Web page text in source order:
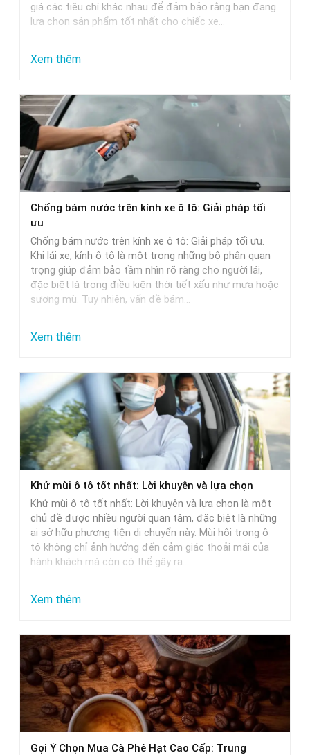
giá các tiêu chí khác nhau để đảm bảo rằng bạn đang
lựa chọn sản phẩm tốt nhất cho chiếc xe…
Xem thêm:
Dẫn
Chọn
Nước
Rửa
Xe
Phù
Nhất
Chống bám nước trên kính xe ô tô: Giải pháp tối
ưu
Chống bám nước trên kính xe ô tô: Giải pháp tối ưu.
Khi lái xe, kính ô tô là một trong những bộ phận quan
trọng giúp đảm bảo tầm nhìn rõ ràng cho người lái,
đặc biệt là trong điều kiện thời tiết xấu như mưa hoặc
sương mù. Tuy nhiên, vấn đề bám…
Xem thêm:
bám
nước
trên
kính
xe
ô
tô:
Giải
pháp
tối
ưu
Khử mùi ô tô tốt nhất: Lời khuyên và lựa chọn
Khử mùi ô tô tốt nhất: Lời khuyên và lựa chọn là một
chủ đề được nhiều người quan tâm, đặc biệt là những
ai sở hữu phương tiện di chuyển này. Mùi hôi trong ô
tô không chỉ ảnh hưởng đến cảm giác thoải mái của
hành khách mà còn có thể gây ra…
Xem thêm:
mùi
ô
tô
tốt
nhất:
Lời
Gợi Ý Chọn Mua Cà Phê Hạt Cao Cấp: Trung